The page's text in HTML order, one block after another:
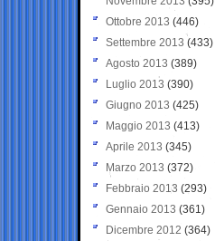
Ottobre 2013 (446)
Settembre 2013 (433)
Agosto 2013 (389)
Luglio 2013 (390)
Giugno 2013 (425)
Maggio 2013 (413)
Aprile 2013 (345)
Marzo 2013 (372)
Febbraio 2013 (293)
Gennaio 2013 (361)
Dicembre 2012 (364)